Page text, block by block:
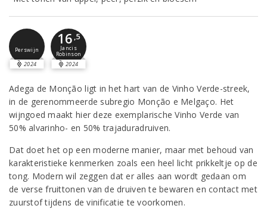
Perswijn
2024
16 ,5
Jancis
Robinson
2024
Adega de Monção ligt in het hart van de Vinho Verde-streek,
in de gerenommeerde subregio Monção e Melgaço. Het
wijngoed maakt hier deze exemplarische Vinho Verde van
50% alvarinho- en 50% trajaduradruiven.
Dat doet het op een moderne manier, maar met behoud van
karakteristieke kenmerken zoals een heel licht prikkeltje op de
tong. Modern wil zeggen dat er alles aan wordt gedaan om
de verse fruittonen van de druiven te bewaren en contact met
zuurstof tijdens de vinificatie te voorkomen.